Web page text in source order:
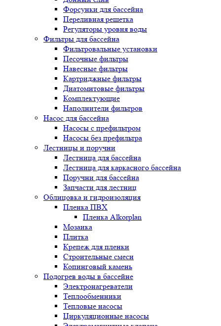
Форсунки для бассейна
Переливная решетка
Регуляторы уровня воды
Фильтры для бассейна
Фильтровальные установки
Песочные фильтры
Навесные фильтры
Картриджные фильтры
Диатомитовые фильтры
Комплектующие
Наполнители фильтров
Насос для бассейна
Насосы с префильтром
Насосы без префильтра
Лестницы и поручни
Лестница для бассейна
Лестница для каркасного бассейна
Поручни для бассейна
Запчасти для лестниц
Облицовка и гидроизоляция
Пленка ПВХ
Пленка Alkorplan
Мозаика
Плитка
Крепеж для пленки
Строительные смеси
Копинговый камень
Подогрев воды в бассейне
Электронагреватели
Теплообменники
Тепловые насосы
Циркуляционные насосы